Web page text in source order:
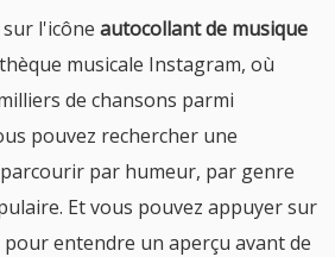
l'icône autocollant de musique
musicale Instagram, où
de chansons parmi
pouvez rechercher une
par humeur, par genre
Et vous pouvez appuyer sur
entendre un aperçu avant de